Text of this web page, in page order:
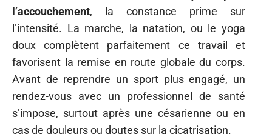
l’accouchement, la constance prime sur
l’intensité. La marche, la natation, ou le yoga
doux complètent parfaitement ce travail et
favorisent la remise en route globale du corps.
Avant de reprendre un sport plus engagé, un
rendez-vous avec un professionnel de santé
s’impose, surtout après une césarienne ou en
cas de douleurs ou doutes sur la cicatrisation.